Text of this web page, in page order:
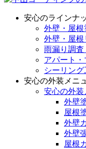
安心のラインナ
外壁・屋根
外壁・屋根
雨漏り調査
アパート
シーリング
安心の外装メニ
安心の外装
外壁
屋根
外壁
外壁
屋根